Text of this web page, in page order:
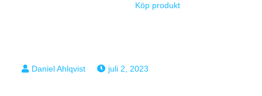
Köp produkt
juli 2, 2023